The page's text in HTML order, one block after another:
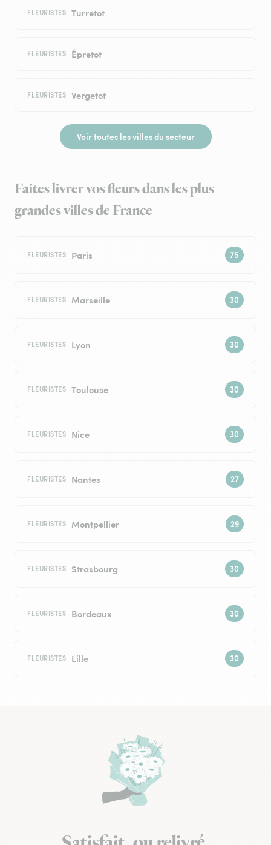
FLEURISTES Turretot
FLEURISTES Épretot
FLEURISTES Vergetot
Voir toutes les villes du secteur
Faites livrer vos fleurs dans les plus
grandes villes de France
FLEURISTES Paris
FLEURISTES Marseille
FLEURISTES Lyon
FLEURISTES Toulouse
FLEURISTES Nice
FLEURISTES Nantes
FLEURISTES Montpellier
FLEURISTES Strasbourg
FLEURISTES Bordeaux
FLEURISTES Lille